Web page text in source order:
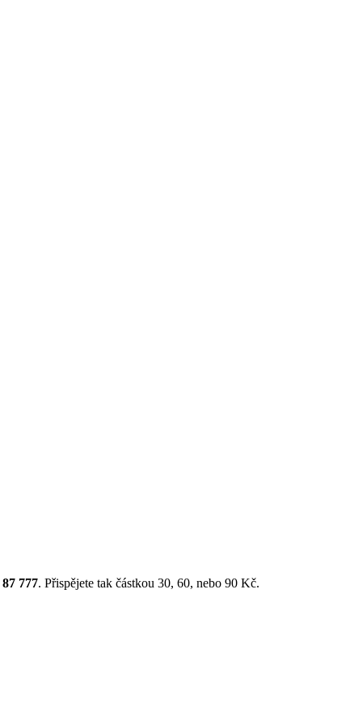
87 777. Přispějete tak částkou 30, 60, nebo 90 Kč.